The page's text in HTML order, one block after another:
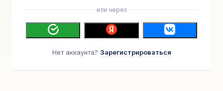
или через
Нет аккаунта? Зарегистрироваться